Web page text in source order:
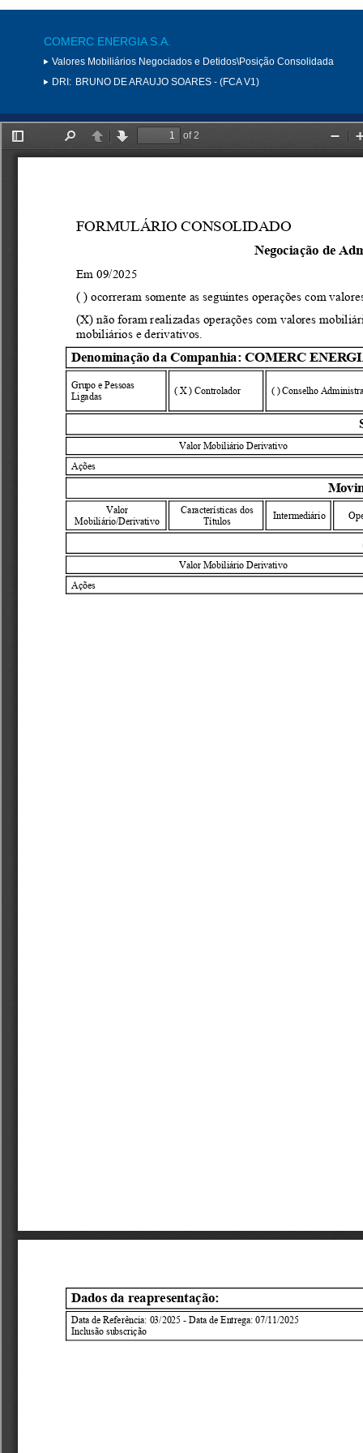
COMERC ENERGIA S.A.
Valores Mobiliários Negociados e Detidos\Posição Consolidada
DRI: BRUNO DE ARAUJO SOARES - (FCA V1)